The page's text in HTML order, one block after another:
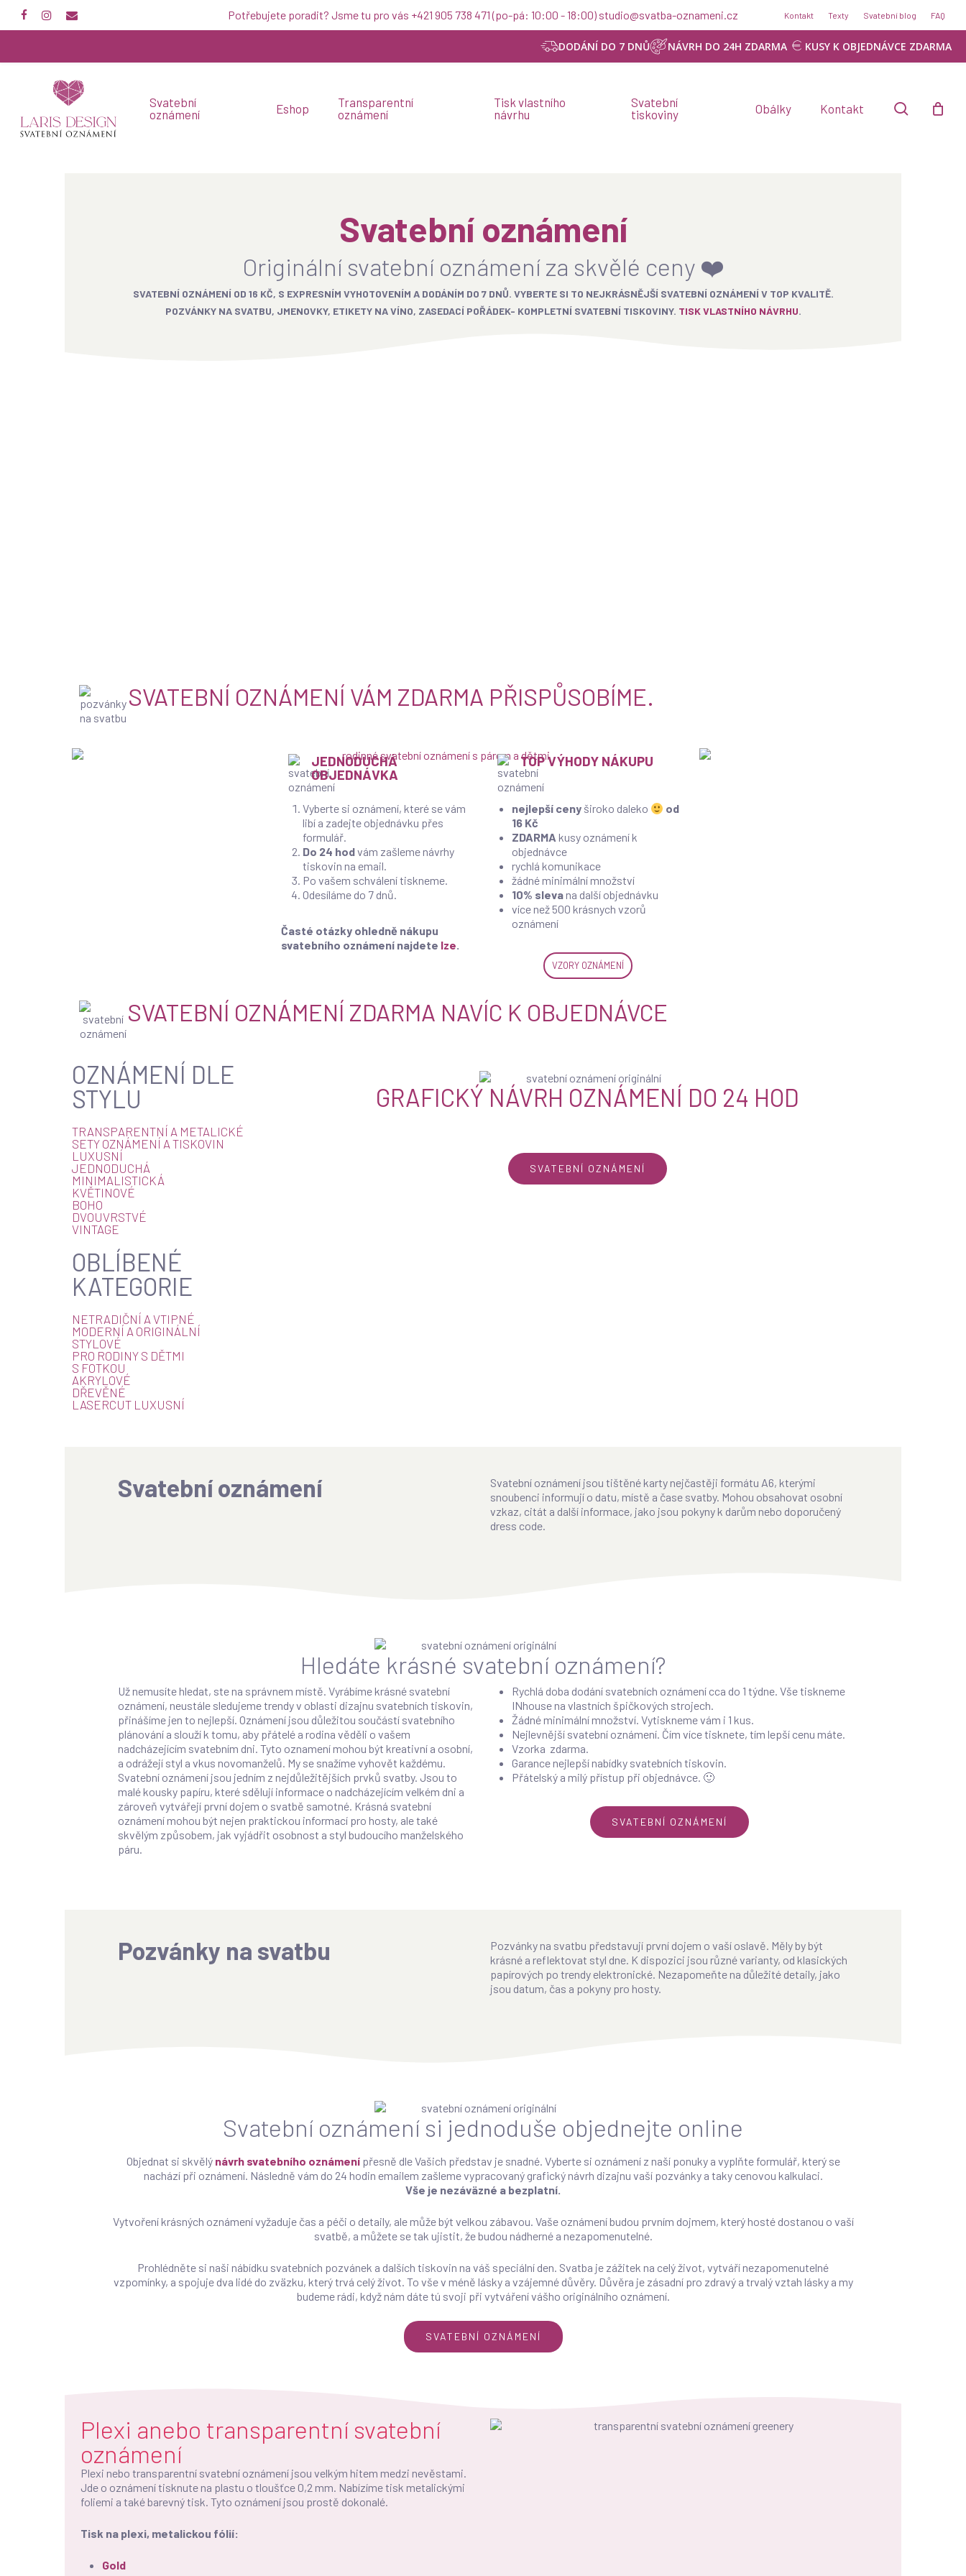
main
Potřebujete poradit? Jsme tu pro vás +421 905 738 471 (po-pá: 10:00 - 18:00) studio@svatba-oznameni.cz Kontakt Texty Svatební blog FAQ
DODÁNÍ DO 7 DNŮ NÁVRH DO 24H ZDARMA KUSY K OBJEDNÁVCE ZDARMA
Svatební
oznámení
Eshop
Transparentní
oznámení
Tisk vlastního
návrhu
Svatební
tiskoviny
Obálky Kontakt search
Svatební oznámení
Originální svatební oznámení za skvělé ceny ❤️
SVATEBNÍ OZNÁMENÍ OD 16 KČ, S EXPRESNÍM VYHOTOVENÍM A DODÁNÍM DO 7 DNŮ. VYBERTE SI TO NEJKRÁSNĚJŠÍ SVATEBNÍ OZNÁMENÍ V TOP KVALITĚ.
POZVÁNKY NA SVATBU, JMENOVKY, ETIKETY NA VÍNO, ZASEDACÍ POŘÁDEK- KOMPLETNÍ SVATEBNÍ TISKOVINY. TISK VLASTNÍHO NÁVRHU.
SVATEBNÍ OZNÁMENÍ VÁM ZDARMA PŘISPŮSOBÍME.
JEDNODUCHÁ
OBJEDNÁVKA
Vyberte si oznámení, které se vám
libí a zadejte objednávku přes
formulář.
Do 24 hodvám zašleme návrhy
tiskovin na email.
Po vašem schválení tiskneme.
Odesíláme do 7 dnů.
Časté otázky ohledně nákupu
svatebního oznámení najdete lze.
TOP VÝHODY NÁKUPU
nejlepší ceny široko daleko
od
16 Kč
ZDARMA kusy oznámení k
objednávce
rychlá komunikace
žádné minimální množství
10% sleva na další objednávku
více než 500 krásnych vzorů
oznámení
VZORY OZNÁMENÍ
SVATEBNÍ OZNÁMENÍ ZDARMA NAVÍC K OBJEDNÁVCE
OZNÁMENÍ DLE
STYLU
TRANSPARENTNÍ A METALICKÉ
SETY OZNÁMENÍ A TISKOVIN
LUXUSNÍ
JEDNODUCHÁ
MINIMALISTICKÁ
KVĚTINOVÉ
BOHO
DVOUVRSTVÉ
VINTAGE
OBLÍBENÉ
KATEGORIE
NETRADIČNÍ A VTIPNÉ
MODERNÍ A ORIGINÁLNÍ
STYLOVÉ
PRO RODINY S DĚTMI
S FOTKOU
AKRYLOVÉ
DŘEVĚNÉ
LASERCUT LUXUSNÍ
GRAFICKÝ NÁVRH OZNÁMENÍ DO 24 HOD
SVATEBNÍ OZNÁMENÍ
Svatební oznámení
Svatební oznámení jsou tištěné karty nejčastěji formátu A6, kterými
snoubenci informují o datu, místě a čase svatby. Mohou obsahovat osobní
vzkaz, citát a další informace, jako jsou pokyny k darům nebo doporučený
dress code.
Hledáte krásné svatební oznámení?
Už nemusíte hledat, ste na správnem místě. Vyrábíme krásné svatební
oznámení, neustále sledujeme trendy v oblasti dizajnu svatebních tiskovin,
přinášíme jen to nejlepší. Oznámení jsou důležitou součástí svatebního
plánování a slouží k tomu, aby přátelé a rodina věděli o vašem
nadcházejícím svatebním dni. Tyto oznamení mohou být kreativní a osobní,
a odrážejí styl a vkus novomanželů. My se snažíme vyhovět každému.
Svatební oznámení jsou jedním z nejdůležitějších prvků svatby. Jsou to
malé kousky papíru, které sdělují informace o nadcházejícím velkém dni a
zároveň vytvářejí první dojem o svatbě samotné. Krásná svatební
oznámení mohou být nejen praktickou informací pro hosty, ale také
skvělým způsobem, jak vyjádřit osobnost a styl budoucího manželského
páru.
Rychlá doba dodání svatebních oznámení cca do 1 týdne. Vše tiskneme
INhouse na vlastních špičkových strojech.
Žádné minimální množství. Vytiskneme vám i 1 kus.
Nejlevnější svatební oznámení. Čím více tisknete, tím lepší cenu máte.
Vzorka zdarma.
Garance nejlepší nabídky svatebních tiskovin.
Přátelský a milý přístup při objednávce. 🙂
SVATEBNÍ OZNÁMENÍ
Pozvánky na svatbu
Pozvánky na svatbu představují první dojem o vaší oslavě. Měly by být
krásné a reflektovat styl dne. K dispozici jsou různé varianty, od klasických
papírových po trendy elektronické. Nezapomeňte na důležité detaily, jako
jsou datum, čas a pokyny pro hosty.
Svatební oznámení si jednoduše objednejte online
Objednat si skvělýnávrh svatebního oznámenípřesně dle Vašich představ je snadné. Vyberte si oznámení z naší ponuky a vyplňte formulář, který se
nachází při oznámení. Následně vám do 24 hodin emailem zašleme vypracovaný grafický návrh dizajnu vaší pozvánky a taky cenovou kalkulaci.
Vše je nezáväzné a bezplatní.
Vytvoření krásných oznámení vyžaduje čas a péči o detaily, ale může být velkou zábavou. Vaše oznámení budou prvním dojmem, který hosté dostanou o vaší
svatbě, a můžete se tak ujistit, že budou nádherné a nezapomenutelné.
Prohlédněte si naši nábídku svatebních pozvánek a dalších tiskovin na váš speciální den. Svatba je zážitek na celý život, vytváří nezapomenutelné
vzpomínky, a spojuje dva lidé do zväzku, který trvá celý život. To vše v méně lásky a vzájemné důvěry. Důvěra je zásadní pro zdravý a trvalý vztah lásky a my
budeme rádi, když nám dáte tú svoji při vytváření vášho originálního oznámení.
SVATEBNÍ OZNÁMENÍ
Plexi anebo transparentní svatební
oznámení
Plexi nebo transparentní svatební oznámení jsou velkým hitem medzi nevěstami.
Jde o oznámení tisknute na plastu o tloušťce 0,2 mm. Nabízíme tisk metalickými
foliemi a také barevný tisk. Tyto oznámení jsou prostě dokonalé.
Tisk na plexi, metalickou fólií:
Gold